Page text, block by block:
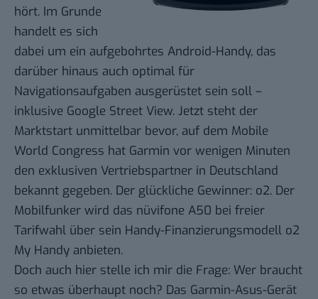
hört. Im Grunde
handelt es sich
dabei um ein aufgebohrtes Android-Handy, das
darüber hinaus auch optimal für
Navigationsaufgaben ausgerüstet sein soll –
inklusive Google Street View. Jetzt steht der
Marktstart unmittelbar bevor, auf dem Mobile
World Congress hat Garmin vor wenigen Minuten
den exklusiven Vertriebspartner in Deutschland
bekannt gegeben. Der glückliche Gewinner: o2. Der
Mobilfunker wird das nüvifone A50 bei freier
Tarifwahl über sein Handy-Finanzierungsmodell o2
My Handy anbieten.
Doch auch hier stelle ich mir die Frage: Wer braucht
so etwas überhaupt noch? Das Garmin-Asus-Gerät